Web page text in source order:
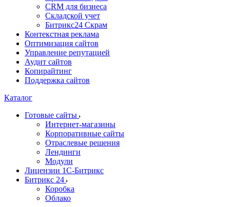
СRМ для бизнеса
Складской учет
Битрикс24 Скрам
Контекстная реклама
Оптимизация сайтов
Управление репутацией
Аудит сайтов
Копирайтинг
Поддержка сайтов
Каталог
Готовые сайты
Интернет-магазины
Корпоративные сайты
Отраслевые решения
Лендинги
Модули
Лицензии 1С-Битрикс
Битрикс 24
Коробка
Облако